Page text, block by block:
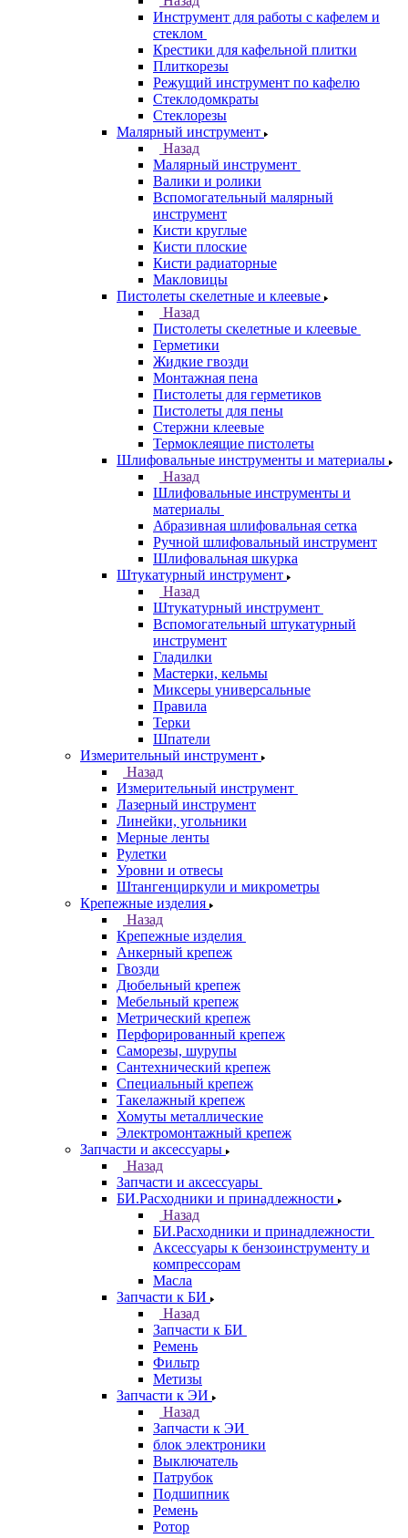
Инструмент для работы с кафелем и
стеклом
Крестики для кафельной плитки
Плиткорезы
Режущий инструмент по кафелю
Стеклодомкраты
Стеклорезы
Малярный инструмент
Назад
Малярный инструмент
Валики и ролики
Вспомогательный малярный
инструмент
Кисти круглые
Кисти плоские
Кисти радиаторные
Макловицы
Пистолеты скелетные и клеевые
Назад
Пистолеты скелетные и клеевые
Герметики
Жидкие гвозди
Монтажная пена
Пистолеты для герметиков
Пистолеты для пены
Стержни клеевые
Термоклеящие пистолеты
Шлифовальные инструменты и материалы
Назад
Шлифовальные инструменты и
материалы
Абразивная шлифовальная сетка
Ручной шлифовальный инструмент
Шлифовальная шкурка
Штукатурный инструмент
Назад
Штукатурный инструмент
Вспомогательный штукатурный
инструмент
Гладилки
Мастерки, кельмы
Миксеры универсальные
Правила
Терки
Шпатели
Измерительный инструмент
Назад
Измерительный инструмент
Лазерный инструмент
Линейки, угольники
Мерные ленты
Рулетки
Уровни и отвесы
Штангенциркули и микрометры
Крепежные изделия
Назад
Крепежные изделия
Анкерный крепеж
Гвозди
Дюбельный крепеж
Мебельный крепеж
Метрический крепеж
Перфорированный крепеж
Саморезы, шурупы
Сантехнический крепеж
Специальный крепеж
Такелажный крепеж
Хомуты металлические
Электромонтажный крепеж
Запчасти и аксессуары
Назад
Запчасти и аксессуары
БИ.Расходники и принадлежности
Назад
БИ.Расходники и принадлежности
Аксессуары к бензоинструменту и
компрессорам
Масла
Запчасти к БИ
Назад
Запчасти к БИ
Ремень
Фильтр
Метизы
Запчасти к ЭИ
Назад
Запчасти к ЭИ
блок электроники
Выключатель
Патрубок
Подшипник
Ремень
Ротор